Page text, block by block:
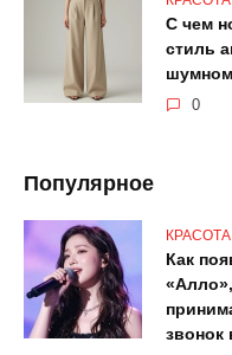
С чем
стиль
0
Популярное
КРАСОТА
Как
звонок